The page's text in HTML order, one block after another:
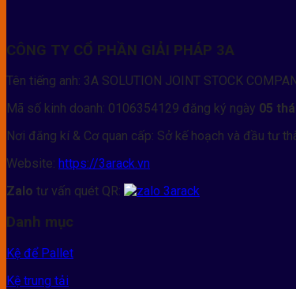
CÔNG TY CỔ PHẦN GIẢI PHÁP 3A
Tên tiếng anh: 3A SOLUTION JOINT STOCK
Mã số kinh doanh: 0106354129 đăng ký ngày 05
Nơi đăng kí & Cơ quan cấp: Sở kế hoạch và đầu tư
Website: https://3arack.vn
Zalo tư vấn quét QR:
Danh mục
Kệ để Pallet
Kệ trung tải